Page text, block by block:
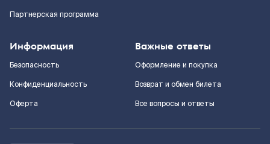
Партнерская программа
Информация
Безопасность
Конфиденциальность
Оферта
Важные ответы
Оформление и покупка
Возврат и обмен билета
Все вопросы и ответы